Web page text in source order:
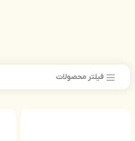
فیلتر محصولات